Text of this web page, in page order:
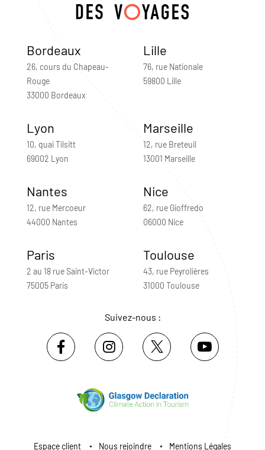
Bordeaux
26, cours du Chapeau-
Rouge
33000 Bordeaux
Lille
76, rue Nationale
59800 Lille
Lyon
10, quai Tilsitt
69002 Lyon
Marseille
12, rue Breteuil
13001 Marseille
Nantes
12, rue Mercoeur
44000 Nantes
Nice
62, rue Gioffredo
06000 Nice
Paris
2 au 18 rue Saint-Victor
75005 Paris
Toulouse
43, rue Peyrolières
31000 Toulouse
Suivez-nous :
Espace client Nous rejoindre Mentions Légales